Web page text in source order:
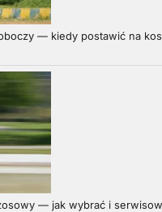
— kiedy postawić na
— jak wybrać i